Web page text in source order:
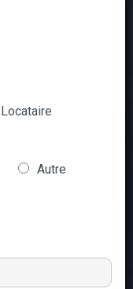
Locataire
Autre